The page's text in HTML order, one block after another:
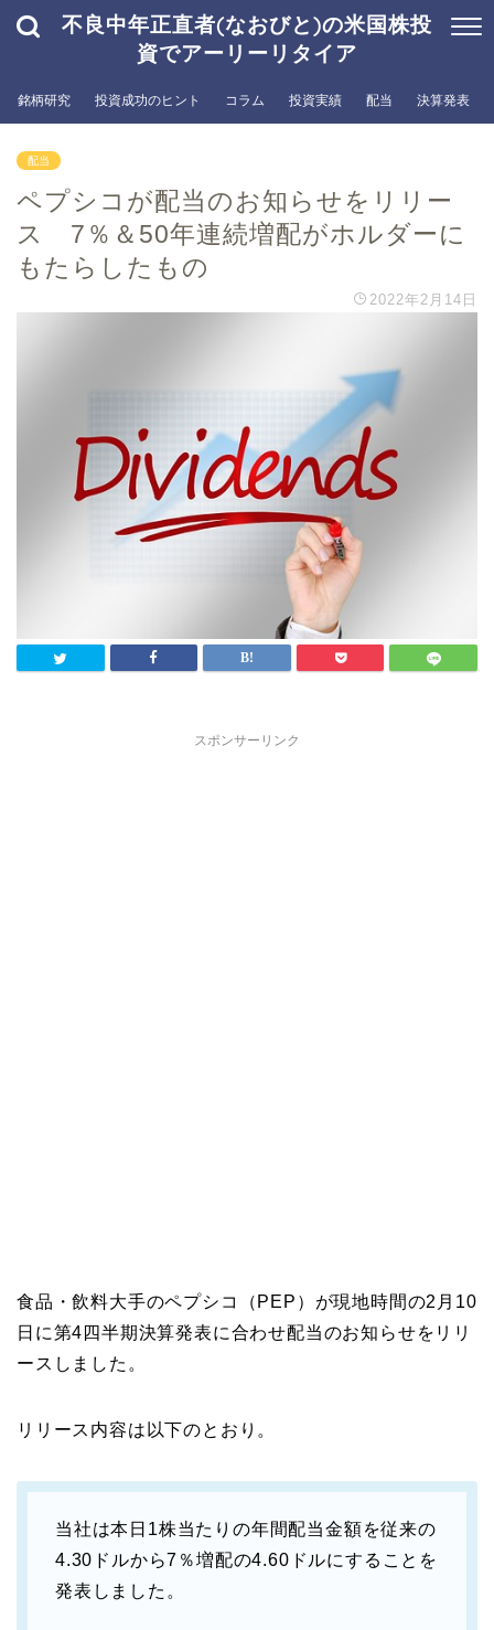
不良中年正直者(なおびと)の米国株投
資でアーリーリタイア
銘柄研究 投資成功のヒント コラム 投資実績 配当 決算発表
配当
ペプシコが配当のお知らせをリリー
ス 7％＆50年連続増配がホルダーに
もたらしたもの
2022年2月14日
スポンサーリンク
食品・飲料大手のペプシコ（PEP）が現地時間の2月10
日に第4四半期決算発表に合わせ配当のお知らせをリリ
ースしました。
リリース内容は以下のとおり。
当社は本日1株当たりの年間配当金額を従来の
4.30ドルから7％増配の4.60ドルにすることを
発表しました。